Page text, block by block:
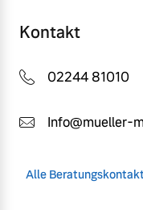
Kontakt
02244 81010
Info@mueller-
Alle